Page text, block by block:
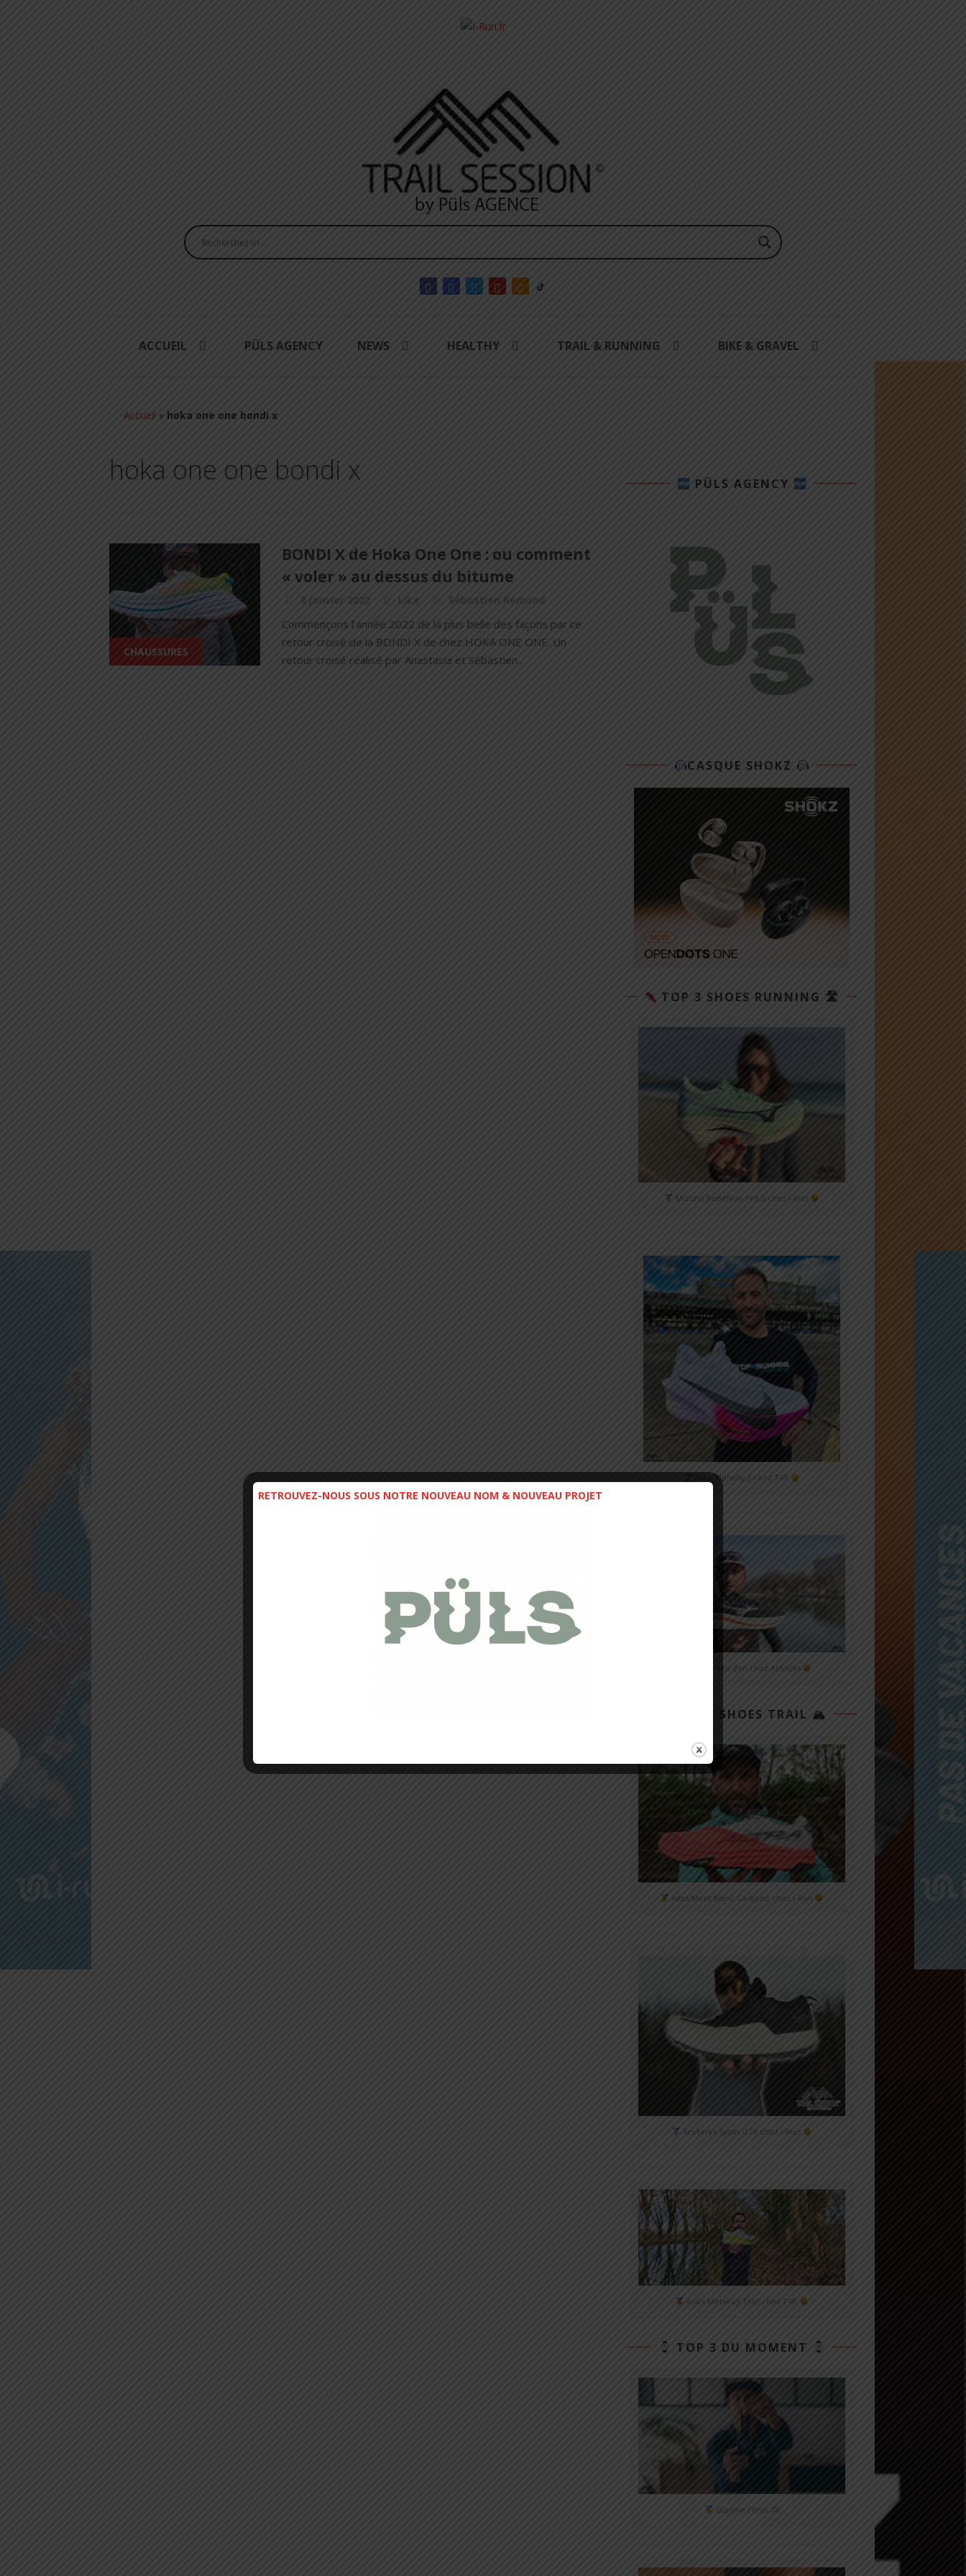
ACCUEIL PÜLS AGENCY NEWS HEALTHY TRAIL & RUNNING BIKE & GRAVEL
Accueil » hoka one one bondi x
hoka one one bondi x
CHAUSSURES
BONDI X de Hoka One One : ou comment
« voler » au dessus du bitume
8 janvier 2022 Like Sébastien Rémond
Commençons l’année 2022 de la plus belle des façons par ce
retour croisé de la BONDI X de chez HOKA ONE ONE. Un
retour croisé réalisé par Anastasia et Sébastien...
PÜLS AGENCY
CASQUE SHOKZ
TOP 3 SHOES RUNNING 🛣
Mizuno Rebellion Pro 3 chez i-Run
Nike Alphafly 3 chez T4R
Mizuno Neo Zen chez Alltricks
TOP 3 SHOES TRAIL 🏔
Altra Mont Blanc Carbone chez i-Run
Arc'teryx Sylan GTX chez i-Run
Asics MetaFuji Trail chez T4R
TOP 3 DU MOMENT
Garmin Fénix 7X
RETROUVEZ-NOUS SOUS NOTRE NOUVEAU NOM & NOUVEAU PROJET